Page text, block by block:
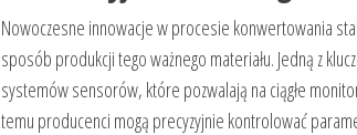
Nowoczesne innowacje w procesie konwertowania
sposób produkcji tego ważnego materiału. Jedną z
systemów sensorów, które pozwalają na ciągłe
temu producenci mogą precyzyjnie kontrolować